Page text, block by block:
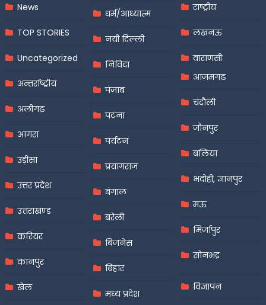
News
TOP STORIES
Uncategorized
अन्तर्राष्ट्रीय
अलीगढ़
आगरा
उड़ीसा
उत्तर प्रदेश
उत्तराखण्ड
करियर
कानपुर
खेल
धर्म/आध्यात्म
नयी दिल्ली
निविदा
पंजाब
पटना
पर्यटन
प्रयागराज
बंगाल
बरेली
बिजनेस
बिहार
मध्य प्रदेश
राष्ट्रीय
लखनऊ
वाराणसी
आज़मगढ़
चंदौली
जौनपुर
बलिया
भदोही, ज्ञानपुर
मऊ
मिर्जापुर
सोनभद्र
विज्ञापन